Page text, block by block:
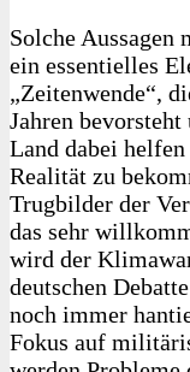
Solche Aussagen
ein essentielles
„Zeitenwende“,
Jahren bevorsteht
Land dabei
Realität zu
Trugbilder der
das sehr
wird der
deutschen
noch immer
Fokus auf